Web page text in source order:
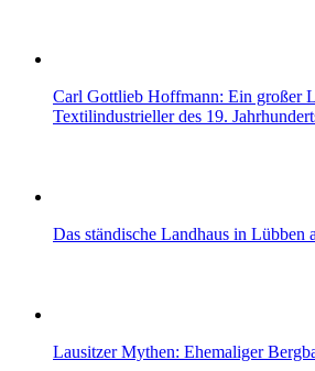
Carl Gottlieb Hoffmann: Ein großer
Textilindustrieller des 19.
Das ständische Landhaus in Lübben
Lausitzer Mythen: Ehemaliger